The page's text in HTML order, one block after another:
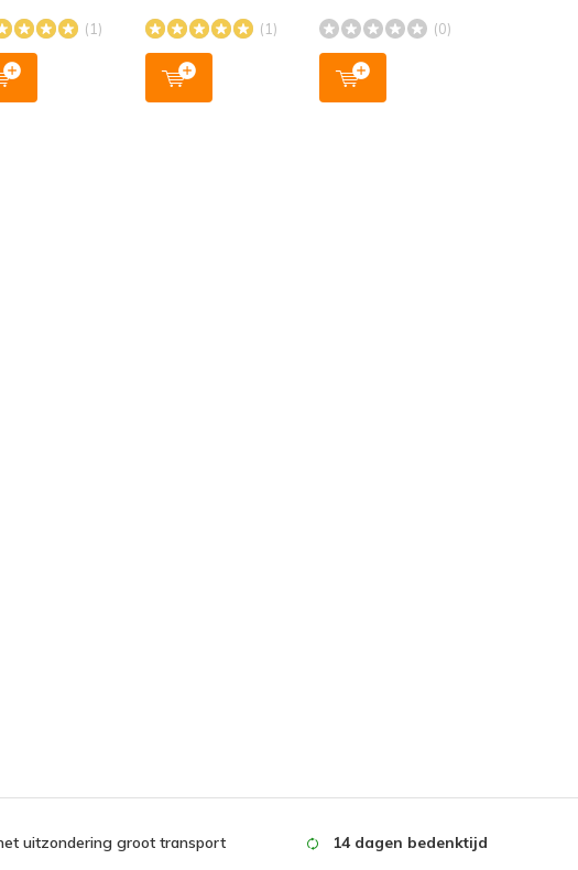
(1) (1) (0)
uitzondering groot transport 14 dagen bedenktijd